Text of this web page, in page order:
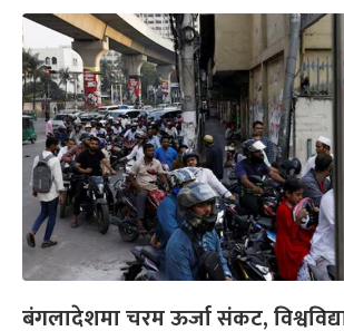
बंगलादेशमा चरम ऊर्जा संकट,